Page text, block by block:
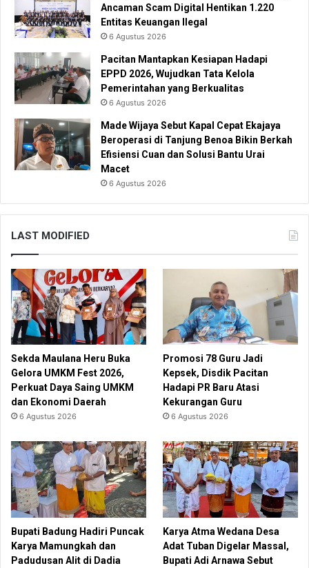
Ancaman Scam Digital Hentikan 1.220
Entitas Keuangan Ilegal
6 Agustus 2026
Pacitan Mantapkan Kesiapan Hadapi
EPPD 2026, Wujudkan Tata Kelola
Pemerintahan yang Berkualitas
6 Agustus 2026
Made Wijaya Sebut Kapal Cepat Ekajaya
Beroperasi di Tanjung Benoa Bikin Berkah
Efisiensi Cuan dan Solusi Bantu Urai
Macet
6 Agustus 2026
LAST MODIFIED
Sekda Maulana Heru Buka
Gelora UMKM Fest 2026,
Perkuat Daya Saing UMKM
dan Ekonomi Daerah
6 Agustus 2026
Promosi 78 Guru Jadi
Kepsek, Disdik Pacitan
Hadapi PR Baru Atasi
Kekurangan Guru
6 Agustus 2026
Bupati Badung Hadiri Puncak
Karya Mamungkah dan
Padudusan Alit di Dadia
Karya Atma Wedana Desa
Adat Tuban Digelar Massal,
Bupati Adi Arnawa Sebut